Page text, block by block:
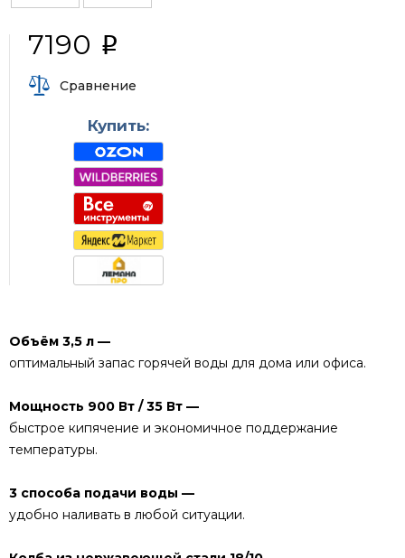
7190 i
Сравнение
Купить:
Объём 3,5 л —
оптимальный запас горячей воды для дома или офиса.
Мощность 900 Вт / 35 Вт —
быстрое кипячение и экономичное поддержание
температуры.
3 способа подачи воды —
удобно наливать в любой ситуации.